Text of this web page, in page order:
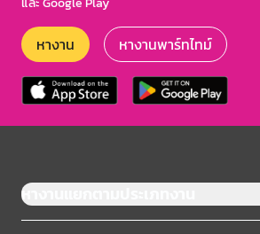
หางาน หางานพาร์ทไทม์
หางานแยกตามประเภทงาน